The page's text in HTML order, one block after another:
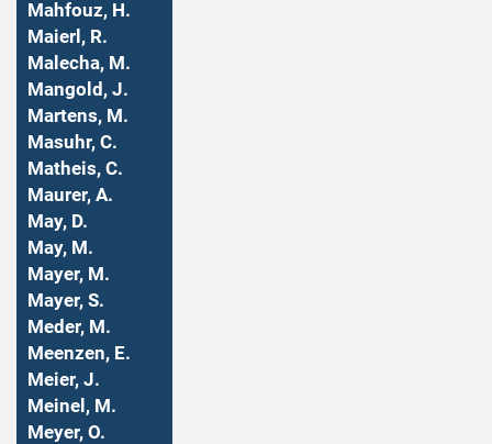
Mahfouz, H.
Maierl, R.
Malecha, M.
Mangold, J.
Martens, M.
Masuhr, C.
Matheis, C.
Maurer, A.
May, D.
May, M.
Mayer, M.
Mayer, S.
Meder, M.
Meenzen, E.
Meier, J.
Meinel, M.
Meyer, O.